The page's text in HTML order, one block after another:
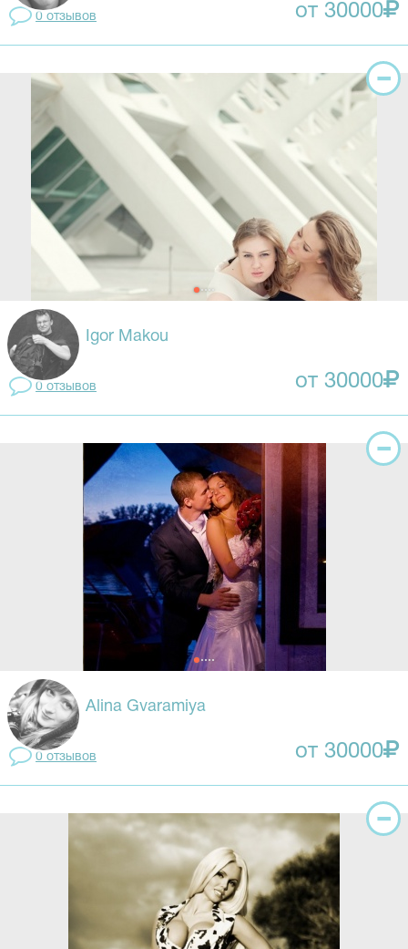
0 отзывов от 30000
Igor Makou
0 отзывов от 30000
Alina Gvaramiya
0 отзывов от 30000